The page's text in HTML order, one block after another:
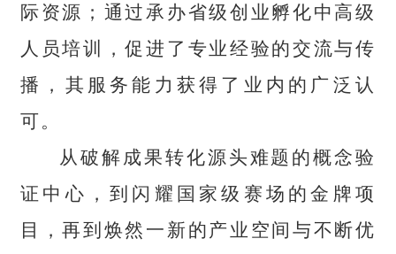
际资源；通过承办省级创业孵化中高级
人员培训，促进了专业经验的交流与传
播，其服务能力获得了业内的广泛认
可。
从破解成果转化源头难题的概念验
证中心，到闪耀国家级赛场的金牌项
目，再到焕然一新的产业空间与不断优